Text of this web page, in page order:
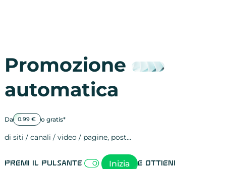
Promozione
automatica
Da 0.99 € o gratis*
di siti / canali / video / pagine, post…
Premi il pulsante Inizia e ottieni